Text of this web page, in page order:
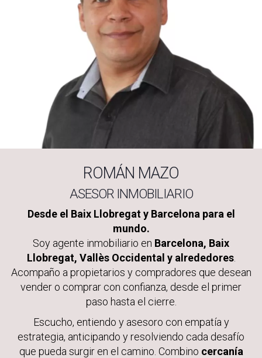
ROMÁN MAZO
ASESOR INMOBILIARIO
Desde el Baix Llobregat y Barcelona para el
mundo.
Soy agente inmobiliario en Barcelona, Baix
Llobregat, Vallès Occidental y alrededores.
Acompaño a propietarios y compradores que desean
vender o comprar con confianza, desde el primer
paso hasta el cierre.
Escucho, entiendo y asesoro con empatía y
estrategia, anticipando y resolviendo cada desafío
que pueda surgir en el camino. Combino cercanía